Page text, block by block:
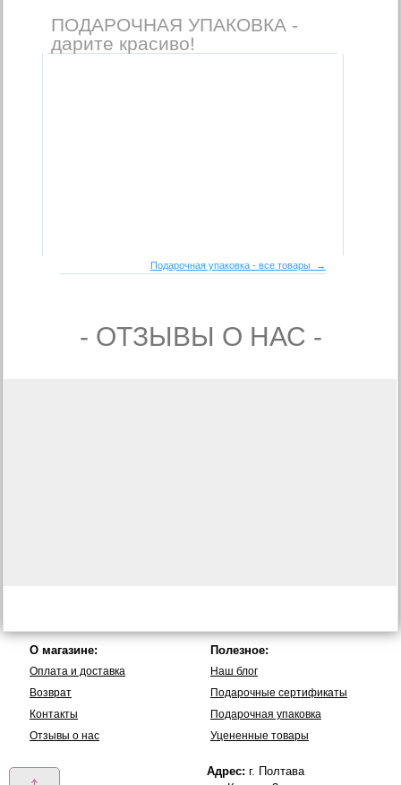
ПОДАРОЧНАЯ УПАКОВКА -
дарите красиво!
Подарочная упаковка - все товары →
- ОТЗЫВЫ О НАС -
О магазине:
Оплата и доставка
Возврат
Контакты
Отзывы о нас
Полезное:
Наш блог
Подарочные сертификаты
Подарочная упаковка
Уцененные товары
Адрес: г. Полтава